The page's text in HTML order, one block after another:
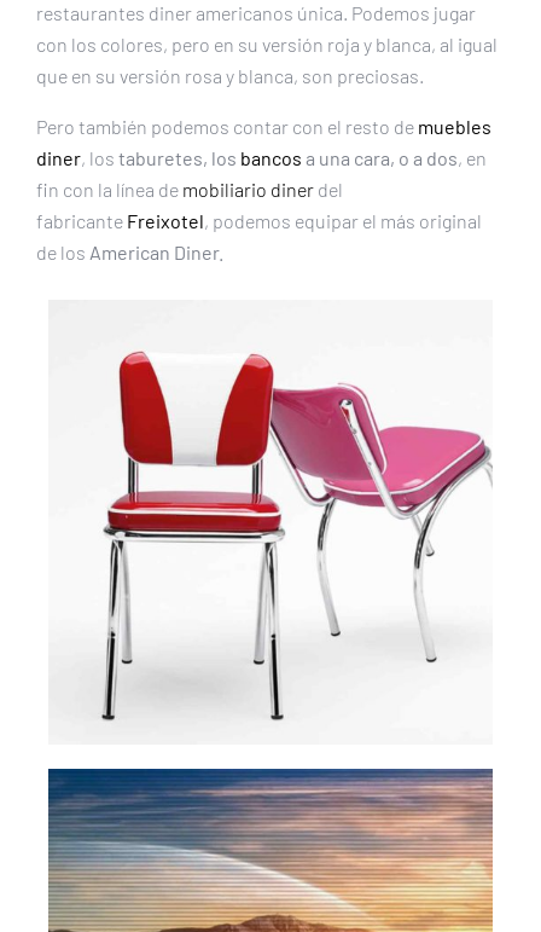
restaurantes diner americanos única. Podemos jugar
con los colores, pero en su versión roja y blanca, al igual
que en su versión rosa y blanca, son preciosas.
Pero también podemos contar con el resto de muebles
diner, los taburetes, los bancos a una cara, o a dos, en
fin con la línea de mobiliario diner del
fabricante Freixotel, podemos equipar el más original
de los American Diner.